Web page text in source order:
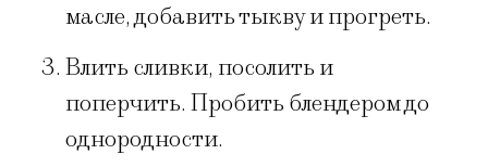
масле, добавить тыкву и прогреть.
Влить сливки, посолить и
поперчить. Пробить блендером до
однородности.